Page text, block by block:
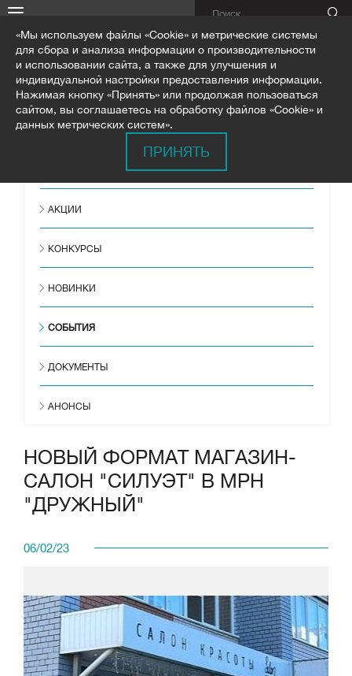
ГЛАВНАЯ НОВОСТИ
НОВЫЙ ФОРМАТ МАГАЗИН-САЛОН "СИЛУЭТ" В МР
АКЦИИ
КОНКУРСЫ
НОВИНКИ
СОБЫТИЯ
ДОКУМЕНТЫ
АНОНСЫ
НОВЫЙ ФОРМАТ МАГАЗИН-
САЛОН "СИЛУЭТ" В МРН
"ДРУЖНЫЙ"
06/02/23
«Мы используем файлы «Cookie» и метрические системы
для сбора и анализа информации о производительности
и использовании сайта, а также для улучшения и
индивидуальной настройки предоставления информации.
Нажимая кнопку «Принять» или продолжая пользоваться
сайтом, вы соглашаетесь на обработку файлов «Cookie» и
данных метрических систем».
ПРИНЯТЬ